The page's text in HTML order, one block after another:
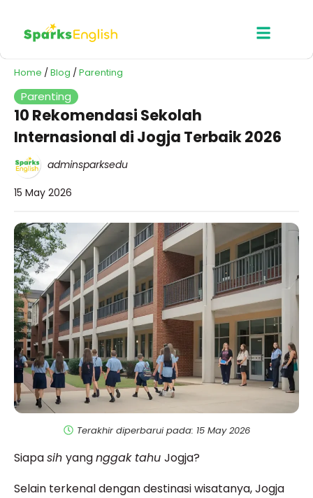
Home /Blog /Parenting
Parenting
10 Rekomendasi Sekolah
Internasional di Jogja Terbaik 2026
adminsparksedu
15 May 2026
Terakhir diperbarui pada: 15 May 2026
Siapasih yangnggak tahu Jogja?
Selain terkenal dengan destinasi wisatanya, Jogja